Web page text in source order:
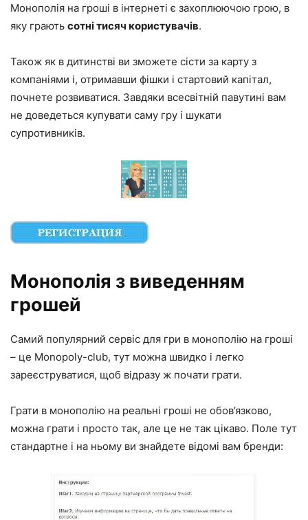
Монополія на гроші в інтернеті є захоплюючою грою, в
яку грають сотні тисяч користувачів.
Також як в дитинстві ви зможете сісти за карту з
компаніями і, отримавши фішки і стартовий капітал,
почнете розвиватися. Завдяки всесвітній павутині вам
не доведеться купувати саму гру і шукати
супротивників.
Монополія з виведенням
грошей
Самий популярний сервіс для гри в монополію на гроші
– це Monopoly-club, тут можна швидко і легко
зареєструватися, щоб відразу ж почати грати.
Грати в монополію на реальні гроші не обов’язково,
можна грати і просто так, але це не так цікаво. Поле тут
стандартне і на ньому ви знайдете відомі вам бренди: